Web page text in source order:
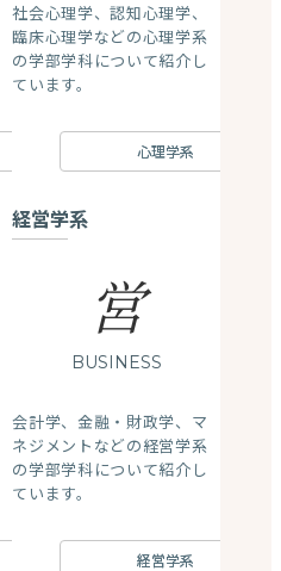
社会心理学、認知心理学、
臨床心理学などの心理学系
の学部学科について紹介し
ています。
心理学系
経営学系
営
BUSINESS
会計学、金融・財政学、マ
ネジメントなどの経営学系
の学部学科について紹介し
ています。
経営学系